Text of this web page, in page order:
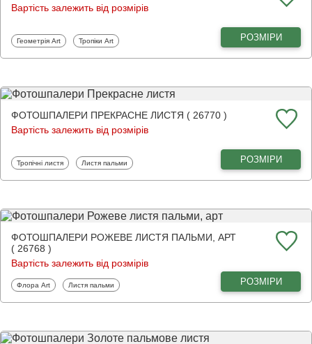
Вартість залежить від розмірів
Фотошпалери
Геометрія Art Фотошпалери
Тропіки Art РОЗМІРИ
ФОТОШПАЛЕРИ ПРЕКРАСНЕ ЛИСТЯ ( 26770 )
Вартість залежить від розмірів
Фотошпалери
Тропічні листя Фотошпалери
Листя пальми РОЗМІРИ
ФОТОШПАЛЕРИ РОЖЕВЕ ЛИСТЯ ПАЛЬМИ, АРТ
( 26768 )
Вартість залежить від розмірів
Фотошпалери
Флора Art Фотошпалери
Листя пальми РОЗМІРИ